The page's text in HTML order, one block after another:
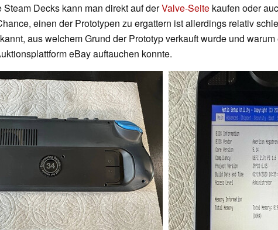
Steam Decks kann man direkt auf derValve-Seite kaufen oder
einen der Prototypen zu ergattern ist allerdings relativ
aus welchem Grund der Prototyp verkauft wurde und
eBay auftauchen konnte.